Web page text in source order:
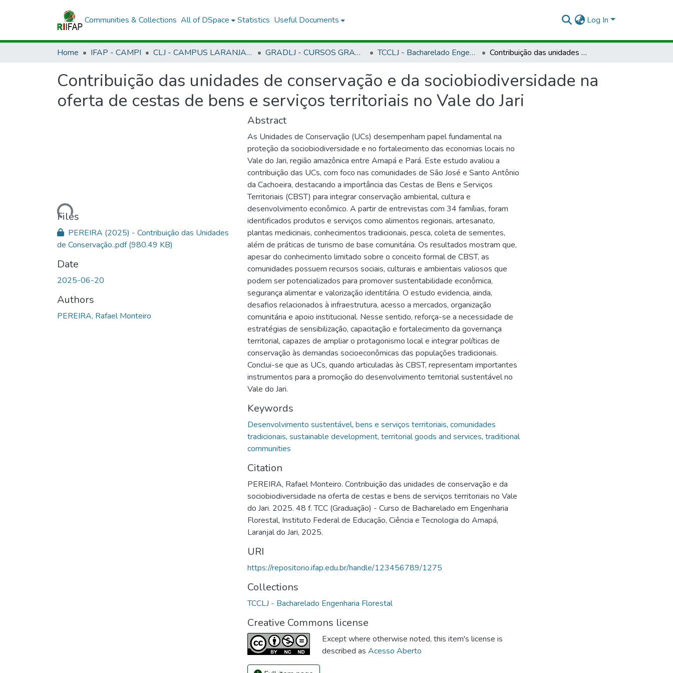
Communities & Collections All of DSpace Statistics Useful Documents Log In
Home IFAP - CAMPI CLJ - CAMPUS LARANJAL DO JARI GRADLJ - CURSOS GRADUAÇÃO - CAMPUS LARANJAL DO JARI TCCLJ - Bacharelado Engenharia Florestal Contribuição das unidades de conservação e da sociobiodiversidade na oferta de cestas de bens e serviços territoriais no Vale do Jari
Contribuição das unidades de conservação e da sociobiodiversidade na
oferta de cestas de bens e serviços territoriais no Vale do Jari
Loading...
Files
PEREIRA (2025) - Contribuição das Unidades
de Conservação..pdf(980.49 KB)
Date
2025-06-20
Authors
PEREIRA, Rafael Monteiro
Abstract
As Unidades de Conservação (UCs) desempenham papel fundamental na
proteção da sociobiodiversidade e no fortalecimento das economias locais no
Vale do Jari, região amazônica entre Amapá e Pará. Este estudo avaliou a
contribuição das UCs, com foco nas comunidades de São José e Santo Antônio
da Cachoeira, destacando a importância das Cestas de Bens e Serviços
Territoriais (CBST) para integrar conservação ambiental, cultura e
desenvolvimento econômico. A partir de entrevistas com 34 famílias, foram
identificados produtos e serviços como alimentos regionais, artesanato,
plantas medicinais, conhecimentos tradicionais, pesca, coleta de sementes,
além de práticas de turismo de base comunitária. Os resultados mostram que,
apesar do conhecimento limitado sobre o conceito formal de CBST, as
comunidades possuem recursos sociais, culturais e ambientais valiosos que
podem ser potencializados para promover sustentabilidade econômica,
segurança alimentar e valorização identitária. O estudo evidencia, ainda,
desafios relacionados à infraestrutura, acesso a mercados, organização
comunitária e apoio institucional. Nesse sentido, reforça-se a necessidade de
estratégias de sensibilização, capacitação e fortalecimento da governança
territorial, capazes de ampliar o protagonismo local e integrar políticas de
conservação às demandas socioeconômicas das populações tradicionais.
Conclui-se que as UCs, quando articuladas às CBST, representam importantes
instrumentos para a promoção do desenvolvimento territorial sustentável no
Vale do Jari.
Keywords
Desenvolvimento sustentável, bens e serviços territoriais, comunidades
tradicionais, sustainable development, territorial goods and services, traditional
communities
Citation
PEREIRA, Rafael Monteiro. Contribuição das unidades de conservação e da
sociobiodiversidade na oferta de cestas e bens de serviços territoriais no Vale
do Jari. 2025. 48 f. TCC (Graduação) - Curso de Bacharelado em Engenharia
Florestal, Instituto Federal de Educação, Ciência e Tecnologia do Amapá,
Laranjal do Jari, 2025.
URI
https://repositorio.ifap.edu.br/handle/123456789/1275
Collections
TCCLJ - Bacharelado Engenharia Florestal
Creative Commons license
Except where otherwise noted, this item's license is
described as Acesso Aberto